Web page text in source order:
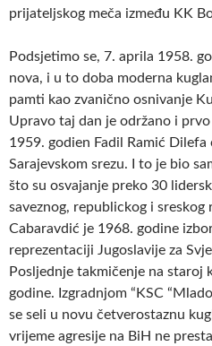
prijateljskog meča između KK
Podsjetimo se, 7. aprila 1958.
nova, i u to doba moderna
pamti kao zvanično osnivanje
Upravo taj dan je održano i
1959. godien Fadil Ramić Dilefa
Sarajevskom srezu. I to je bio
što su osvajanje preko 30
saveznog, republickog i sreskog
Cabaravdić je 1968. godine
reprezentaciji Jugoslavije za
Posljednje takmičenje na staroj
godine. Izgradnjom “KSC
se seli u novu četverostaznu
vrijeme agresije na BiH ne